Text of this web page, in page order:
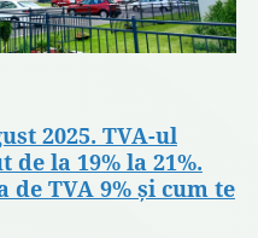
2025. TVA-ul
la 19% la 21%.
de TVA 9% și cum te